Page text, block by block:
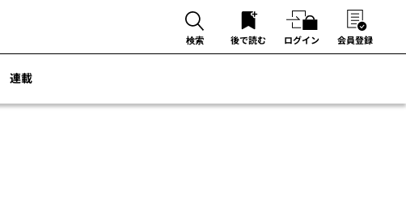
検索 後で読む ログイン 会員登録
連載